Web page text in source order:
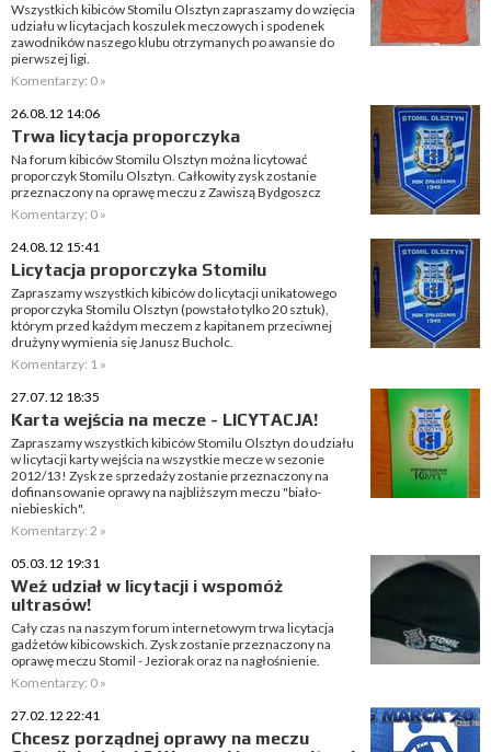
Wszystkich kibiców Stomilu Olsztyn zapraszamy do wzięcia
udziału w licytacjach koszulek meczowych i spodenek
zawodników naszego klubu otrzymanych po awansie do
pierwszej ligi.
Komentarzy: 0 »
26.08.12 14:06
Trwa licytacja proporczyka
Na forum kibiców Stomilu Olsztyn można licytować
proporczyk Stomilu Olsztyn. Całkowity zysk zostanie
przeznaczony na oprawę meczu z Zawiszą Bydgoszcz
Komentarzy: 0 »
24.08.12 15:41
Licytacja proporczyka Stomilu
Zapraszamy wszystkich kibiców do licytacji unikatowego
proporczyka Stomilu Olsztyn (powstało tylko 20 sztuk),
którym przed każdym meczem z kapitanem przeciwnej
drużyny wymienia się Janusz Bucholc.
Komentarzy: 1 »
27.07.12 18:35
Karta wejścia na mecze - LICYTACJA!
Zapraszamy wszystkich kibiców Stomilu Olsztyn do udziału
w licytacji karty wejścia na wszystkie mecze w sezonie
2012/13! Zysk ze sprzedaży zostanie przeznaczony na
dofinansowanie oprawy na najbliższym meczu "biało-
niebieskich".
Komentarzy: 2 »
05.03.12 19:31
Weź udział w licytacji i wspomóż
ultrasów!
Cały czas na naszym forum internetowym trwa licytacja
gadżetów kibicowskich. Zysk zostanie przeznaczony na
oprawę meczu Stomil - Jeziorak oraz na nagłośnienie.
Komentarzy: 0 »
27.02.12 22:41
Chcesz porządnej oprawy na meczu